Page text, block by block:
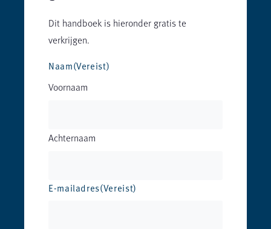
Dit handboek is hieronder gratis te
verkrijgen.
Naam(Vereist)
Voornaam
Achternaam
E-mailadres(Vereist)